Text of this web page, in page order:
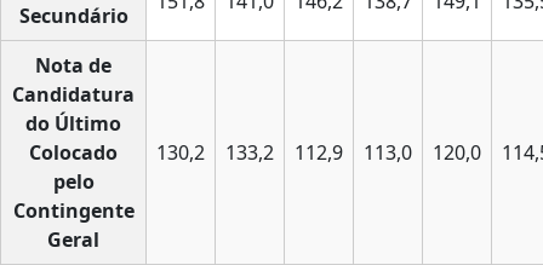
Secundário
Nota de
Candidatura
do Último
Colocado
pelo
Contingente
Geral
130,2 133,2 112,9 113,0 120,0